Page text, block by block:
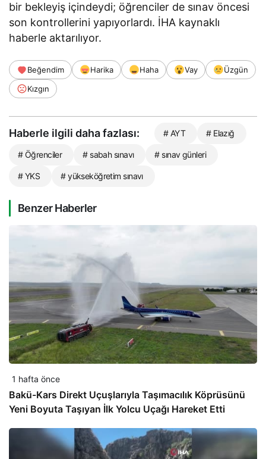
bir bekleyiş içindeydi; öğrenciler de sınav öncesi
son kontrollerini yapıyorlardı. İHA kaynaklı
haberle aktarılıyor.
Beğendim Harika Haha Vay
Üzgün
Kızgın
Haberle ilgili daha fazlası: # AYT # Elazığ
# Öğrenciler # sabah sınavı # sınav günleri
# YKS # yükseköğretim sınavı
Benzer Haberler
1 hafta önce
Bakü-Kars Direkt Uçuşlarıyla Taşımacılık Köprüsünü
Yeni Boyuta Taşıyan İlk Yolcu Uçağı Hareket Etti